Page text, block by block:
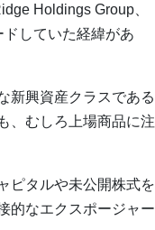
Holdings Group、
していた経緯があ
新興資産クラスである
、むしろ上場商品に注
ピタルや未公開株式を
的なエクスポージャー